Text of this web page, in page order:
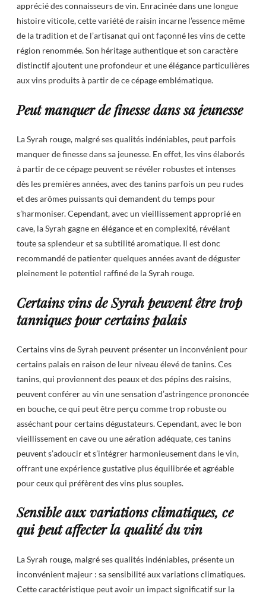
apprécié des connaisseurs de vin. Enracinée dans une longue
histoire viticole, cette variété de raisin incarne l’essence même
de la tradition et de l’artisanat qui ont façonné les vins de cette
région renommée. Son héritage authentique et son caractère
distinctif ajoutent une profondeur et une élégance particulières
aux vins produits à partir de ce cépage emblématique.
Peut manquer de finesse dans sa jeunesse
La Syrah rouge, malgré ses qualités indéniables, peut parfois
manquer de finesse dans sa jeunesse. En effet, les vins élaborés
à partir de ce cépage peuvent se révéler robustes et intenses
dès les premières années, avec des tanins parfois un peu rudes
et des arômes puissants qui demandent du temps pour
s’harmoniser. Cependant, avec un vieillissement approprié en
cave, la Syrah gagne en élégance et en complexité, révélant
toute sa splendeur et sa subtilité aromatique. Il est donc
recommandé de patienter quelques années avant de déguster
pleinement le potentiel raffiné de la Syrah rouge.
Certains vins de Syrah peuvent être trop
tanniques pour certains palais
Certains vins de Syrah peuvent présenter un inconvénient pour
certains palais en raison de leur niveau élevé de tanins. Ces
tanins, qui proviennent des peaux et des pépins des raisins,
peuvent conférer au vin une sensation d’astringence prononcée
en bouche, ce qui peut être perçu comme trop robuste ou
asséchant pour certains dégustateurs. Cependant, avec le bon
vieillissement en cave ou une aération adéquate, ces tanins
peuvent s’adoucir et s’intégrer harmonieusement dans le vin,
offrant une expérience gustative plus équilibrée et agréable
pour ceux qui préfèrent des vins plus souples.
Sensible aux variations climatiques, ce
qui peut affecter la qualité du vin
La Syrah rouge, malgré ses qualités indéniables, présente un
inconvénient majeur : sa sensibilité aux variations climatiques.
Cette caractéristique peut avoir un impact significatif sur la